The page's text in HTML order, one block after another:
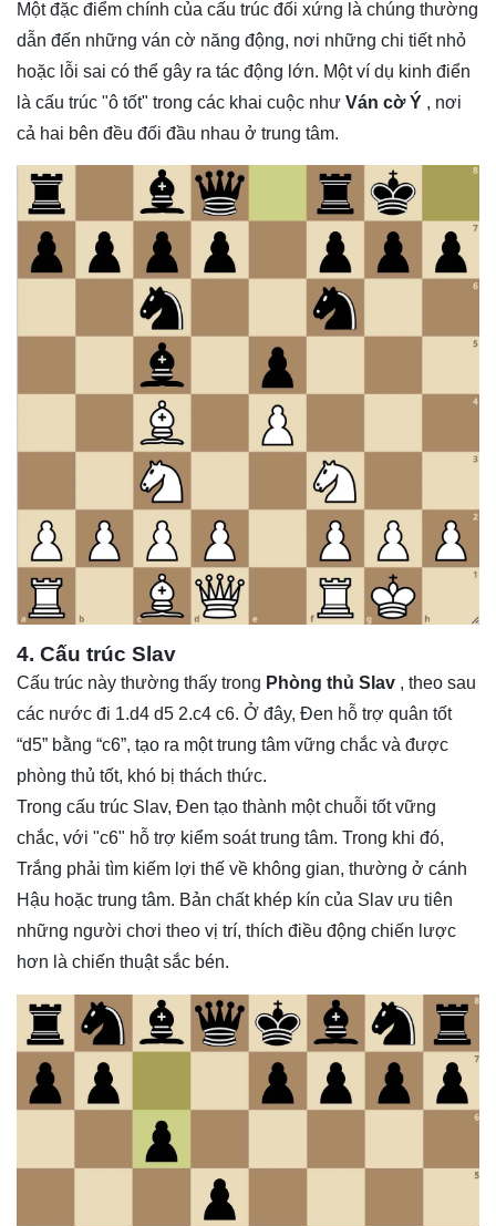
Một đặc điểm chính của cấu trúc đối xứng là chúng thường
dẫn đến những ván cờ năng động, nơi những chi tiết nhỏ
hoặc lỗi sai có thể gây ra tác động lớn. Một ví dụ kinh điển
là cấu trúc "ô tốt" trong các khai cuộc như Ván cờ Ý , nơi
cả hai bên đều đối đầu nhau ở trung tâm.
4. Cấu trúc Slav
Cấu trúc này thường thấy trong Phòng thủ Slav , theo sau
các nước đi 1.d4 d5 2.c4 c6. Ở đây, Đen hỗ trợ quân tốt
“d5” bằng “c6”, tạo ra một trung tâm vững chắc và được
phòng thủ tốt, khó bị thách thức.
Trong cấu trúc Slav, Đen tạo thành một chuỗi tốt vững
chắc, với "c6" hỗ trợ kiểm soát trung tâm. Trong khi đó,
Trắng phải tìm kiếm lợi thế về không gian, thường ở cánh
Hậu hoặc trung tâm. Bản chất khép kín của Slav ưu tiên
những người chơi theo vị trí, thích điều động chiến lược
hơn là chiến thuật sắc bén.